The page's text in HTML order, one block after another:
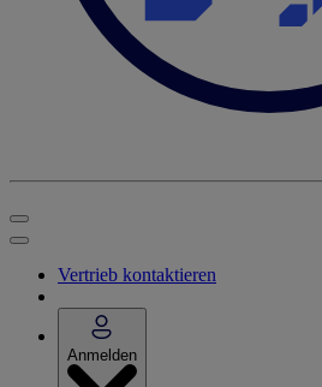
Vertrieb kontaktieren
Anmelden